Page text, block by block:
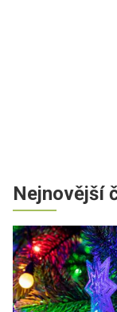
Nejnovější